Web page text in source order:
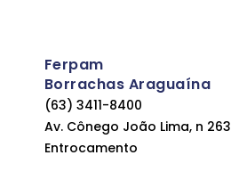
Ferpam
Borrachas Araguaína
(63) 3411-8400
Av. Cônego João Lima, n 263
Entrocamento